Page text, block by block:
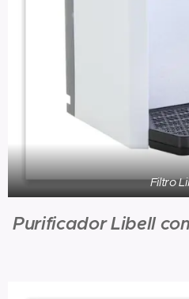
Filtro
Purificador Libell